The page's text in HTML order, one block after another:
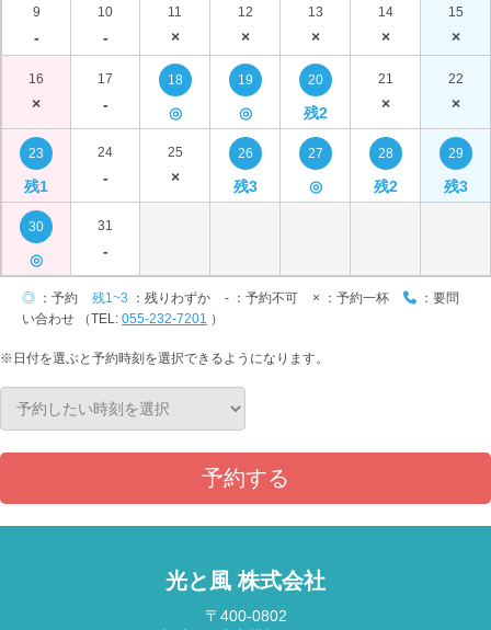
9
-
10
-
11
×
12
×
13
×
14
×
15
×
16
×
17
-
18
◎
19
◎
20
残2
21
×
22
×
23
残1
24
-
25
×
26
残3
27
◎
28
残2
29
残3
30
◎
31
-
◎ ：予約 残1~3 ：残りわずか - ：予約不可 × ：予約一杯
：要問
い合わせ （TEL: 055-232-7201 ）
※日付を選ぶと予約時刻を選択できるようになります。
予約する
光と風 株式会社
〒400-0802